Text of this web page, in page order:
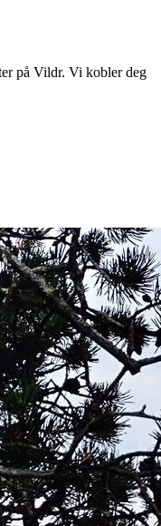
på Vildr. Vi kobler deg